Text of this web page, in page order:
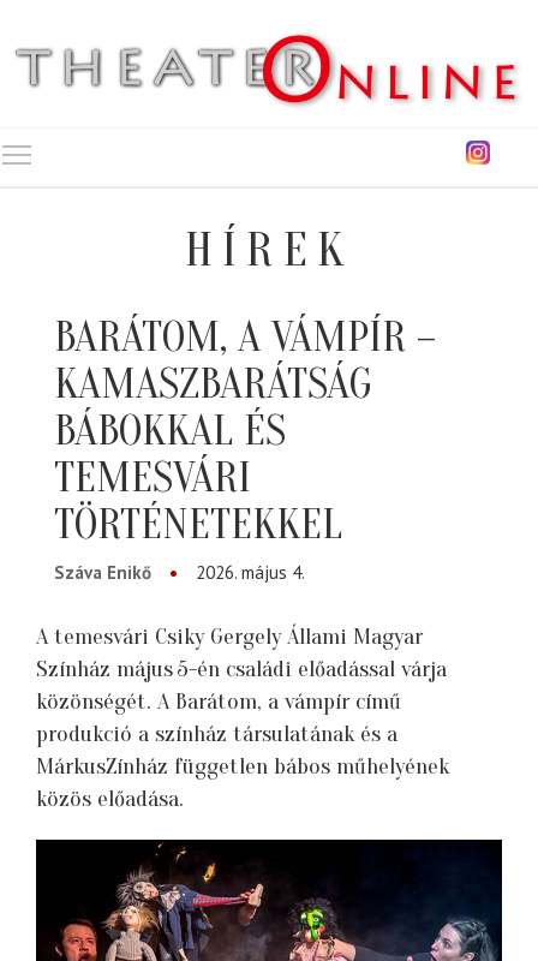
HÍREK
BARÁTOM, A VÁMPÍR –
KAMASZBARÁTSÁG
BÁBOKKAL ÉS
TEMESVÁRI
TÖRTÉNETEKKEL
Száva Enikő 2026. május 4.
A temesvári Csiky Gergely Állami Magyar
Színház május 5-én családi előadással várja
közönségét. A Barátom, a vámpír című
produkció a színház társulatának és a
MárkusZínház független bábos műhelyének
közös előadása.